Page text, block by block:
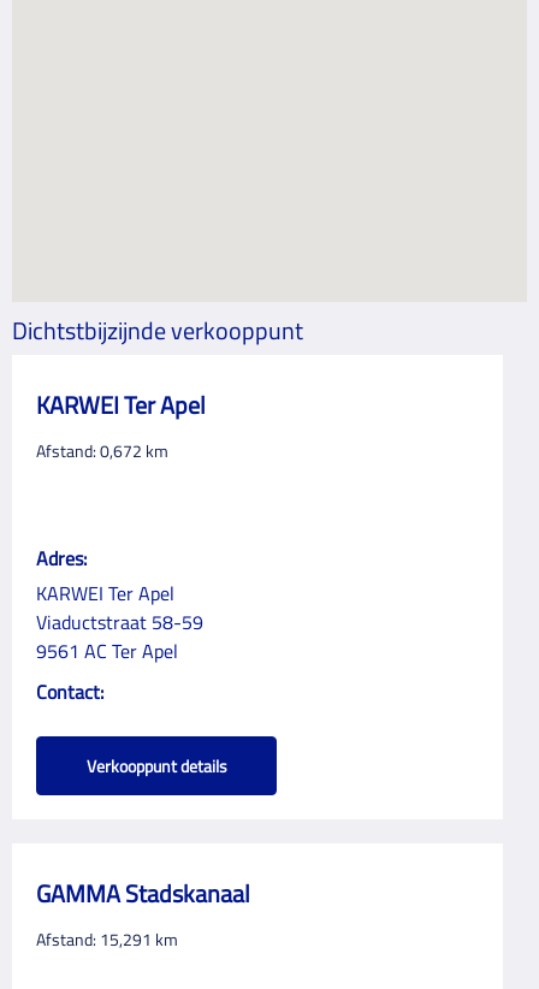
Dichtstbijzijnde verkooppunt
KARWEI Ter Apel
Afstand:0,672 km
Adres:
KARWEI Ter Apel
Viaductstraat 58-59
9561 AC Ter Apel
Contact:
Verkooppunt details
GAMMA Stadskanaal
Afstand: 15,291 km